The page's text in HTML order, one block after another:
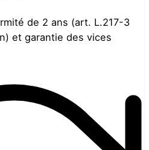
de 2 ans (art. L.217-3
et garantie des vices